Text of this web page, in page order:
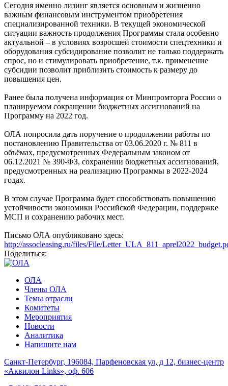
Сегодня именно лизинг является основным и жизненно
важным финансовым инструментом приобретения
специализированной техники. В текущей экономической
ситуации важность продолжения Программы стала особенно
актуальной – в условиях возросшей стоимости спецтехники и
оборудования субсидирование позволит не только поддержать
спрос, но и стимулировать приобретение, т.к. применение
субсидии позволит приблизить стоимость к размеру до
повышения цен.
Ранее была получена информация от Минпромторга России о
планируемом сокращении бюджетных ассигнований на
Программу на 2022 год.
ОЛА попросила дать поручение о продолжении работы по
постановлению Правительства от 03.06.2020 г. № 811 в
объёмах, предусмотренных Федеральным законом от
06.12.2021 № 390-ФЗ, сохранении бюджетных ассигнований,
предусмотренных на реализацию Программы в 2022-2024
годах.
В этом случае Программа будет способствовать повышению
устойчивости экономики Российской Федерации, поддержке
МСП и сохранению рабочих мест.
Письмо ОЛА опубликовано здесь:
http://assocleasing.ru/files/File/
Поделиться:
ОЛА
Члены ОЛА
Темы отрасли
Комитеты
Мероприятия
Новости
Аналитика
Напишите нам
Санкт-Петербург, 196084, Парфеновская ул, д 12, бизнес-центр
«Аквилон Links», оф. 606